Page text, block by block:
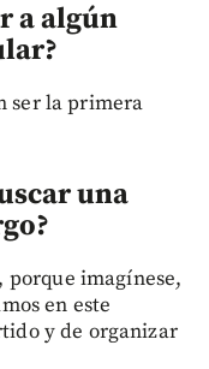
a algún
ser la primera
una
porque imagínese,
en este
y de organizar